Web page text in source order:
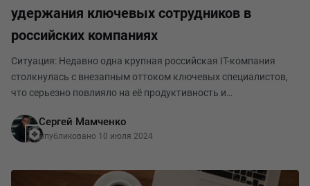
удержания ключевых сотрудников в
российских компаниях
Ситуация: Недавно одна крупная российская IT-компания
столкнулась с внезапным оттоком ключевых специалистов,
что серьезно повлияло на её продуктивность и
начать с тщательного анализа текущей ситуации в компани
Сергей Мамченко
Опубликовано 10 июля 2024